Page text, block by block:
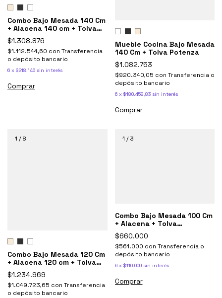
Combo Bajo Mesada 140 Cm
+ Alacena 140 cm + Tolva
despensero Potenza
$1.308.876
$1.112.544,60 con Transferencia
o depósito bancario
6 x $218.146 sin interés
Comprar
Mueble Cocina Bajo Mesada
140 Cm + Tolva Potenza
$1.082.753
$920.340,05 con Transferencia o
depósito bancario
6 x $180.458,83 sin interés
Comprar
1 /8
Combo Bajo Mesada 120 Cm
+ Alacena 120 cm + Tolva
despensero Potenza
$1.234.969
$1.049.723,65 con Transferencia
o depósito bancario
1 /3
Combo Bajo Mesada 100 Cm
+ Alacena + Tolva
despensero Potenza Blanco
$660.000
$561.000 con Transferencia o
depósito bancario
6 x $110.000 sin interés
Comprar